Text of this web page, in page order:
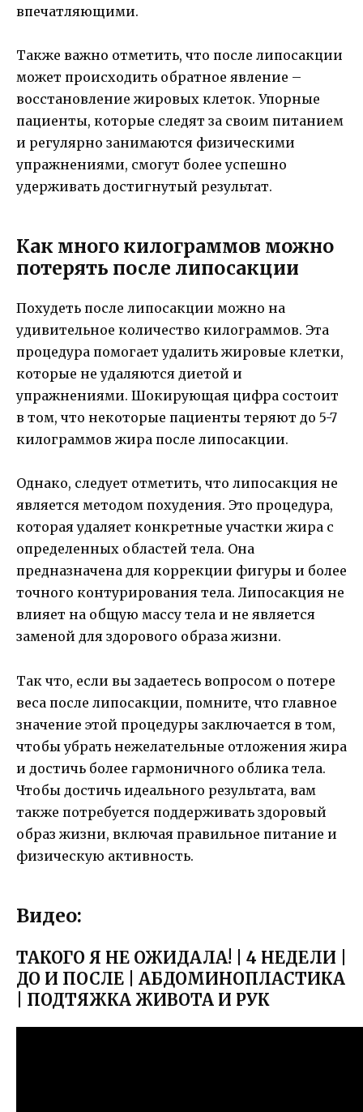
впечатляющими.
Также важно отметить, что после липосакции
может происходить обратное явление –
восстановление жировых клеток. Упорные
пациенты, которые следят за своим питанием
и регулярно занимаются физическими
упражнениями, смогут более успешно
удерживать достигнутый результат.
Как много килограммов можно
потерять после липосакции
Похудеть после липосакции можно на
удивительное количество килограммов. Эта
процедура помогает удалить жировые клетки,
которые не удаляются диетой и
упражнениями. Шокирующая цифра состоит
в том, что некоторые пациенты теряют до 5-7
килограммов жира после липосакции.
Однако, следует отметить, что липосакция не
является методом похудения. Это процедура,
которая удаляет конкретные участки жира с
определенных областей тела. Она
предназначена для коррекции фигуры и более
точного контурирования тела. Липосакция не
влияет на общую массу тела и не является
заменой для здорового образа жизни.
Так что, если вы задаетесь вопросом о потере
веса после липосакции, помните, что главное
значение этой процедуры заключается в том,
чтобы убрать нежелательные отложения жира
и достичь более гармоничного облика тела.
Чтобы достичь идеального результата, вам
также потребуется поддерживать здоровый
образ жизни, включая правильное питание и
физическую активность.
Видео:
ТАКОГО Я НЕ ОЖИДАЛА! | 4 НЕДЕЛИ |
ДО И ПОСЛЕ | АБДОМИНОПЛАСТИКА
| ПОДТЯЖКА ЖИВОТА И РУК